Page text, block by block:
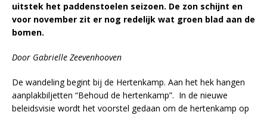
uitstek het paddenstoelen seizoen. De zon schijnt en
voor november zit er nog redelijk wat groen blad aan de
bomen.
Door Gabrielle Zeevenhooven
De wandeling begint bij de Hertenkamp. Aan het hek hangen
aanplakbiljetten “Behoud de hertenkamp”. In de nieuwe
beleidsvisie wordt het voorstel gedaan om de hertenkamp op